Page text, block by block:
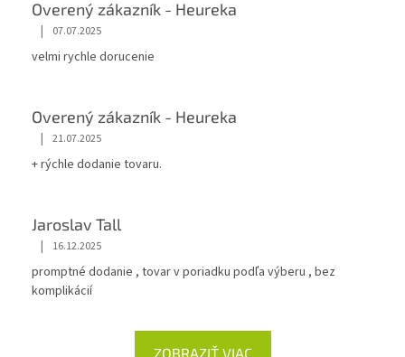
Overený zákazník - Heureka
| 07.07.2025
velmi rychle dorucenie
Overený zákazník - Heureka
| 21.07.2025
+ rýchle dodanie tovaru.
Jaroslav Tall
| 16.12.2025
promptné dodanie , tovar v poriadku podľa výberu , bez
komplikácií
ZOBRAZIŤ VIAC